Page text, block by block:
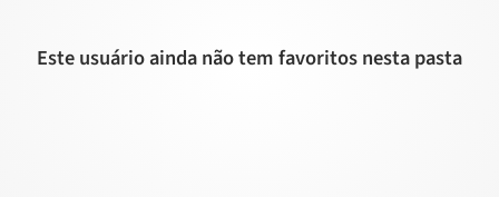
Este usuário ainda não tem favoritos nesta pasta